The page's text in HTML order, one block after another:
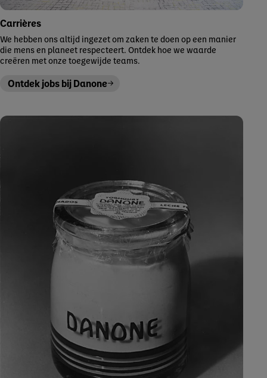
Carrières
We hebben ons altijd ingezet om zaken te doen op een manier
die mens en planeet respecteert. Ontdek hoe we waarde
creëren met onze toegewijde teams.
Ontdek jobs bij Danone